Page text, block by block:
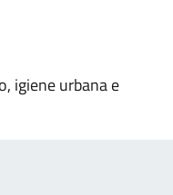
igiene urbana e